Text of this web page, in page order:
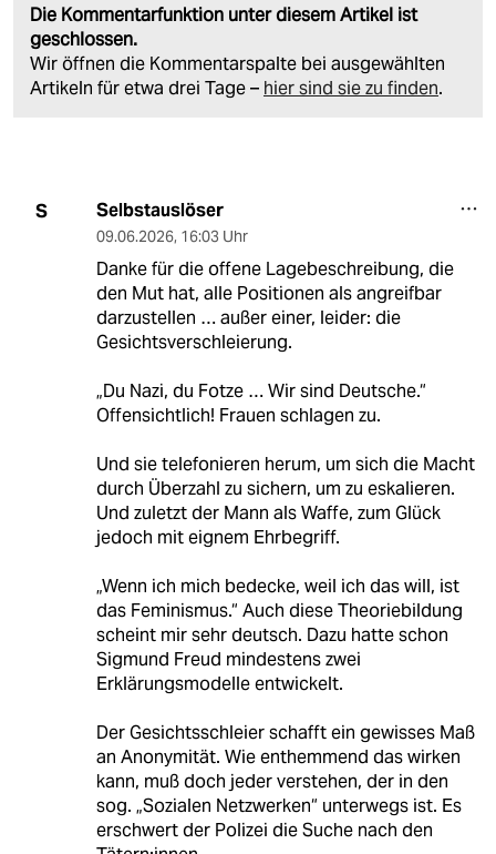
Die Kommentarfunktion unter diesem Artikel ist
geschlossen.
Wir öffnen die Kommentarspalte bei ausgewählten
Artikeln für etwa drei Tage – hier sind sie zu finden.
S Selbstauslöser
09.06.2026, 16:03 Uhr
Danke für die offene Lagebeschreibung, die
den Mut hat, alle Positionen als angreifbar
darzustellen … außer einer, leider: die
Gesichtsverschleierung.
„Du Nazi, du Fotze … Wir sind Deutsche.“
Offensichtlich! Frauen schlagen zu.
Und sie telefonieren herum, um sich die Macht
durch Überzahl zu sichern, um zu eskalieren.
Und zuletzt der Mann als Waffe, zum Glück
jedoch mit eignem Ehrbegriff.
„Wenn ich mich bedecke, weil ich das will, ist
das Feminismus.“ Auch diese Theoriebildung
scheint mir sehr deutsch. Dazu hatte schon
Sigmund Freud mindestens zwei
Erklärungsmodelle entwickelt.
Der Gesichtsschleier schafft ein gewisses Maß
an Anonymität. Wie enthemmend das wirken
kann, muß doch jeder verstehen, der in den
sog. „Sozialen Netzwerken“ unterwegs ist. Es
erschwert der Polizei die Suche nach den